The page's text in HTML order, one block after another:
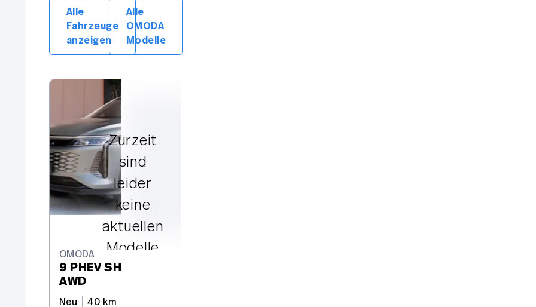
Alle
Fahrzeuge
anzeigen
OMODA
9 PHEV SHS Exclusive
AWD
Neu 40 km
Alle
OMODA
Modelle
Zurzeit
sind
leider
keine
aktuellen
Modelle
dieser